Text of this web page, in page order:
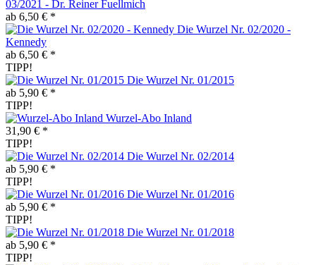
03/2021 - Dr. Reiner Fuellmich
ab 6,50 € *
Die Wurzel Nr. 02/2020 -
Kennedy
ab 6,50 € *
TIPP!
Die Wurzel Nr. 01/2015
ab 5,90 € *
TIPP!
Wurzel-Abo Inland
31,90 € *
TIPP!
Die Wurzel Nr. 02/2014
ab 5,90 € *
TIPP!
Die Wurzel Nr. 01/2016
ab 5,90 € *
TIPP!
Die Wurzel Nr. 01/2018
ab 5,90 € *
TIPP!